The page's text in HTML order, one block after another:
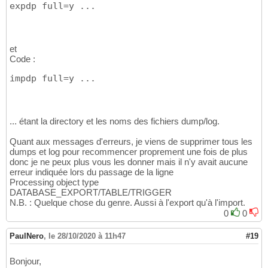
expdp full=y ...
et
Code :
impdp full=y ...
... étant la directory et les noms des fichiers dump/log.
Quant aux messages d'erreurs, je viens de supprimer tous les
dumps et log pour recommencer proprement une fois de plus
donc je ne peux plus vous les donner mais il n'y avait aucune
erreur indiquée lors du passage de la ligne
Processing object type
DATABASE_EXPORT/TABLE/TRIGGER
N.B. : Quelque chose du genre. Aussi à l'export qu'à l'import.
0
0
PaulNero, le 28/10/2020 à 11h47 #19
Bonjour,